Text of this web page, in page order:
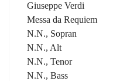
Giuseppe Verdi
Messa da Requiem
N.N., Sopran
N.N., Alt
N.N., Tenor
N.N., Bass